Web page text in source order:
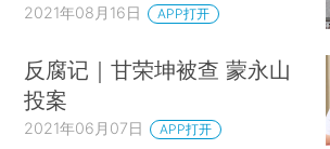
2021年08月16日 APP打开
反腐记｜甘荣坤被查 蒙永山
投案
2021年06月07日 APP打开